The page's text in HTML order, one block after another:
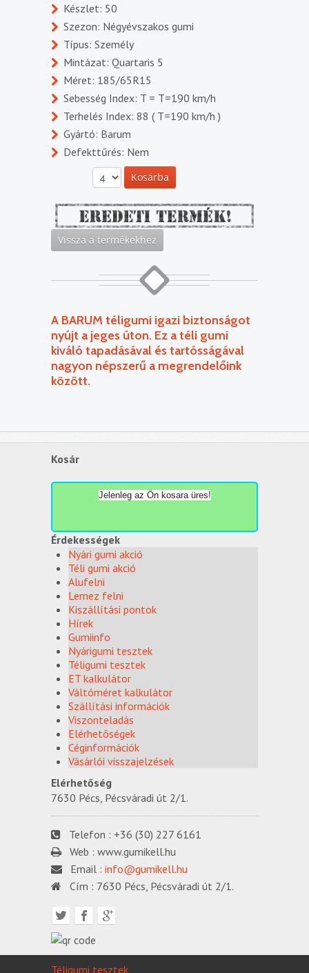
Készlet: 50
Szezon: Négyévszakos gumi
Típus: Személy
Mintázat: Quartaris 5
Méret: 185/65R15
Sebesség Index: T = T=190 km/h
Terhelés Index: 88 ( T=190 km/h )
Gyártó: Barum
Defekttűrés: Nem
A BARUM téligumi igazi biztonságot
nyújt a jeges úton. Ez a téli gumi
kiváló tapadásával és tartósságával
nagyon népszerű a megrendelőink
között.
Kosár
Jelenleg az Ön kosara üres!
Érdekességek
Nyári gumi akció
Téli gumi akció
Alufelni
Lemez felni
Kiszállítási pontok
Hírek
Gumiinfo
Nyárigumi tesztek
Téligumi tesztek
ET kalkulátor
Váltóméret kalkulátor
Szállítási információk
Viszonteladás
Elérhetõségek
Céginformációk
Vásárlói visszajelzések
Elérhetőség
7630 Pécs, Pécsváradi út 2/1.
Telefon : +36 (30) 227 6161
Web : www.gumikell.hu
Email : info@gumikell.hu
Cím : 7630 Pécs, Pécsváradi út 2/1.
Téligumi tesztek